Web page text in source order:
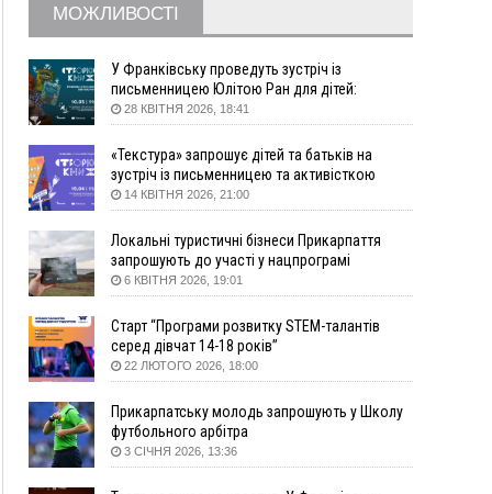
15:57
У Коломиї на одній з вулиць встановлять
комплекс автоматичної фіксації швидкості
15:29
Війна забрала життя трьох воїнів з
Прикарпаття
15:00
На Закарпатті викрили масштабну схему
військовозобов’язаних з обліку
14:31
«Багато питань буде знято». На громадських
слуханнях в Яремче обговорили, як вирішити
13:54
5 «тихих» хвороб, які виявляє профілактичне
обстеження
13:30
На Надрічній тривають останні
приготування до нового руху
12:57
У Франківську зафіксували найбільшу спеку за
всю історію спостережень
12:24
Лікування наркоманії Київ: чому важливо
розпочати терапію якомога раніше
12:00
Франківця, який у Косові викрав за магазину
понад 640 тисяч гривень у валюті, засудили до
МОЖЛИВОСТІ
У Франківську проведуть зустріч із
письменницею Юлітою Ран для дітей:
говоритимуть про серію книг про Мавку
28 КВІТНЯ 2026, 18:41
«Текстура» запрошує дітей та батьків на
зустріч із письменницею та активісткою
Анною Повх
14 КВІТНЯ 2026, 21:00
Локальні туристичні бізнеси Прикарпаття
запрошують до участі у нацпрограмі
«Подорож до себе»
6 КВІТНЯ 2026, 19:01
Старт “Програми розвитку STEM-талантів
серед дівчат 14-18 років”
22 ЛЮТОГО 2026, 18:00
Прикарпатську молодь запрошують у Школу
футбольного арбітра
3 СІЧНЯ 2026, 13:36